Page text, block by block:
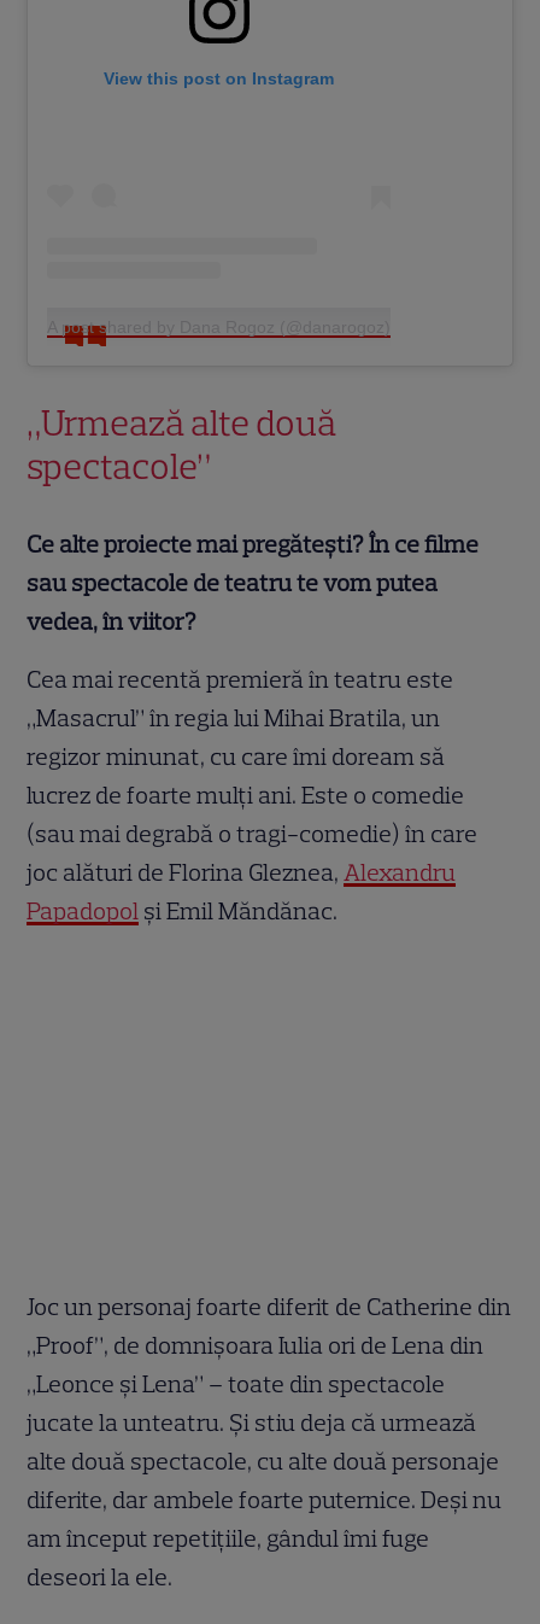
View this post on Instagram
A post shared by Dana Rogoz (@danarogoz)
„Urmează alte două
spectacole”
Ce alte proiecte mai pregătești? În ce filme
sau spectacole de teatru te vom putea
vedea, în viitor?
Cea mai recentă premieră în teatru este
„Masacrul” în regia lui Mihai Bratila, un
regizor minunat, cu care îmi doream să
lucrez de foarte mulți ani. Este o comedie
(sau mai degrabă o tragi-comedie) în care
joc alături de Florina Gleznea,Alexandru
Papadopol și Emil Măndănac.
Joc un personaj foarte diferit de Catherine din
„Proof”, de domnișoara Iulia ori de Lena din
„Leonce și Lena” – toate din spectacole
jucate la unteatru. Și stiu deja că urmează
alte două spectacole, cu alte două personaje
diferite, dar ambele foarte puternice. Deși nu
am început repetițiile, gândul îmi fuge
deseori la ele.